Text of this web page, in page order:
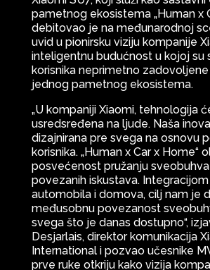
pametnog ekosistema „Human x
debitovao je na međunarodnoj
uvid u pionirsku viziju kompanije
inteligentnu budućnost u kojoj su
korisnika neprimetno
jednog pametnog ekosistema.
„U kompaniji Xiaomi, tehnologija
usredsređena na ljude. Naša
dizajnirana pre svega na osnovu
korisnika. „Human x Car x Home“
posvećenost pružanju
povezanih iskustava. Integracijom
automobila i domova, cilj nam je
međusobnu povezanost
svega što je danas dostupno“,
Desjarlais, direktor komunikacija
International i pozvao učesnike
prve ruke otkriju kako vizija